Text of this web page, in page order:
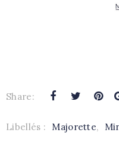
Share:
Libellés : Majorette,